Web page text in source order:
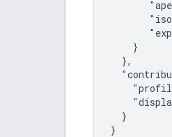
    }
  },
  }
}